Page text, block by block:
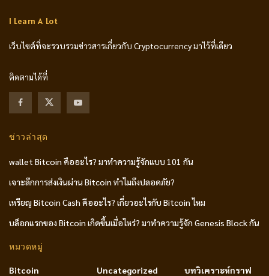
I Learn A Lot
เว็บไซต์ที่จะรวบรวมข่าวสารเกี่ยวกับ Cryptocurrency มาไว้ที่เดียว
ติดตามได้ที่
ข่าวล่าสุด
wallet Bitcoin คืออะไร? มาทำความรู้จักแบบ 101 กัน
เจาะลึกการส่งเงินผ่าน Bitcoin ทำไมถึงปลอดภัย?
เหรียญ Bitcoin Cash คืออะไร? เกี่ยวอะไรกับ Bitcoin ไหม
บล็อกแรกของ Bitcoin เกิดขึ้นเมื่อไหร่? มาทำความรู้จัก Genesis Block กัน
หมวดหมู่
Bitcoin
Uncategorized
บทวิเคราะห์กราฟ